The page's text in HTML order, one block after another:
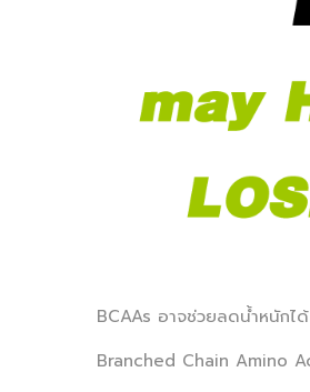
BCAAs อาจช่วยลดน้ำหนักได้
Branched Chain Amino